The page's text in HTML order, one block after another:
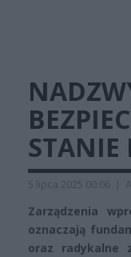
STANIE
5 lipca 2025 00:06 |
Zarządzenia
oznaczają
oraz radykalne